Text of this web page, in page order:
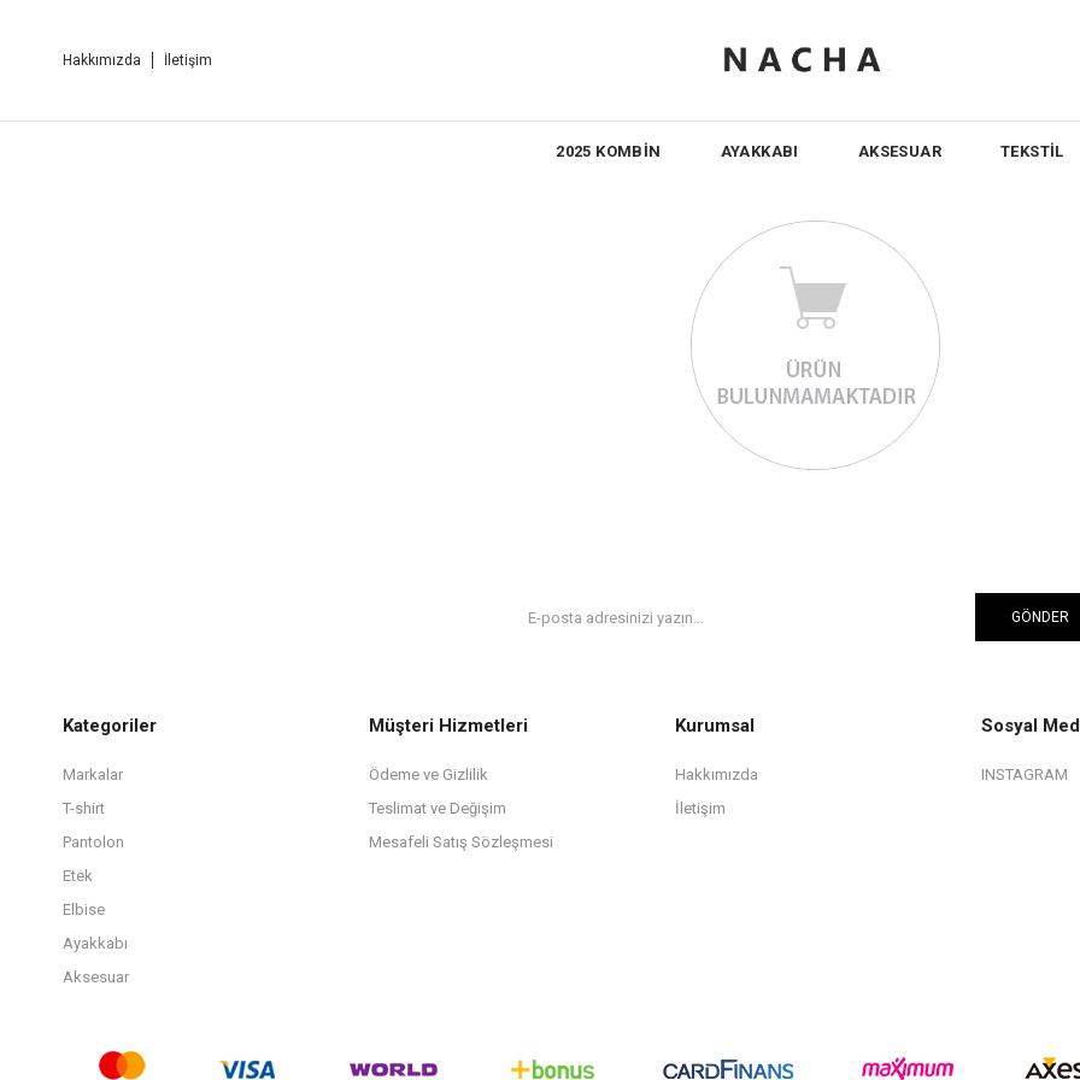
Hakkımızda İletişim
2025 KOMBİN AYAKKABI AKSESUAR TEKSTİL
GÖNDER
Kategoriler
Markalar
T-shirt
Pantolon
Etek
Elbise
Ayakkabı
Aksesuar
Müşteri Hizmetleri
Ödeme ve Gizlilik
Teslimat ve Değişim
Mesafeli Satış Sözleşmesi
Kurumsal
Hakkımızda
İletişim
Sosyal
INSTAGRAM